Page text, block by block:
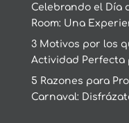
Celebrando el Día
Room: Una
3 Motivos por los
Actividad Perfecta
5 Razones para
Carnaval: